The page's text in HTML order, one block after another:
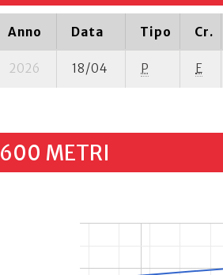
Anno Data Tipo Cr.
2026 18/04 P E
600 METRI